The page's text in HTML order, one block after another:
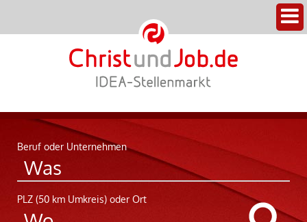
Beruf oder Unternehmen
PLZ (50 km Umkreis) oder Ort